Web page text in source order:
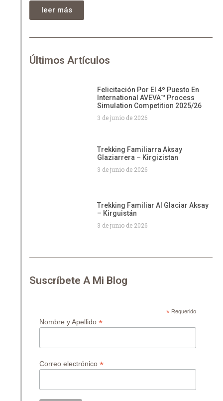
leer más
Últimos Artículos
Felicitación Por El 4º Puesto En
International AVEVA™ Process
Simulation Competition 2025/26
3 de junio de 2026
Trekking Familiarra Aksay
Glaziarrera – Kirgizistan
3 de junio de 2026
Trekking Familiar Al Glaciar Aksay
– Kirguistán
3 de junio de 2026
Suscríbete A Mi Blog
*Requerido
Nombre y Apellido *
Correo electrónico *